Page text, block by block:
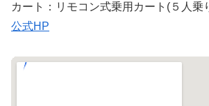
カート：リモコン式乗用カート(５人乗
公式HP